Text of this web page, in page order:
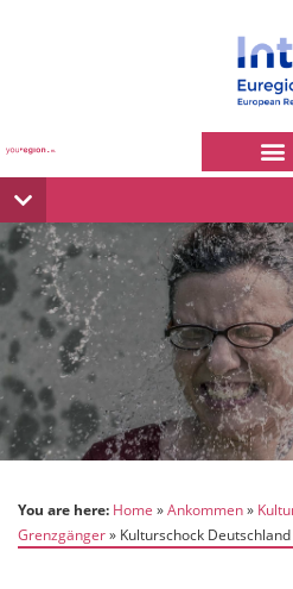
You are here: Home Ankommen
Grenzgänger
Kulturschock Deutschland